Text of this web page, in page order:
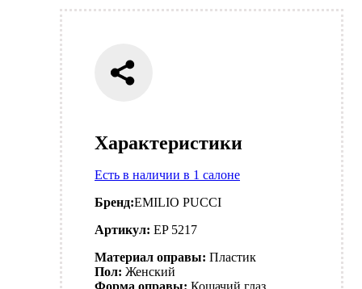
Характеристики
Есть в наличии в 1 салоне
Бренд:EMILIO PUCCI
Артикул: EP 5217
Материал оправы: Пластик
Пол: Женский